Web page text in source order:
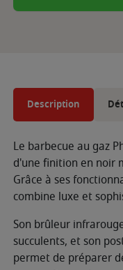
Description
Le barbecue au gaz
d'une finition en noir
Grâce à ses
combine luxe et
Son brûleur
succulents, et son
permet de préparer